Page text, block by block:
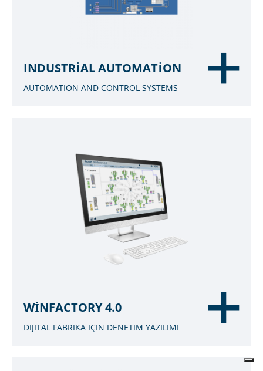
INDUSTRIAL AUTOMATION
AUTOMATION AND CONTROL SYSTEMS
WINFACTORY 4.0
DIJITAL FABRIKA IÇIN DENETIM YAZILIMI